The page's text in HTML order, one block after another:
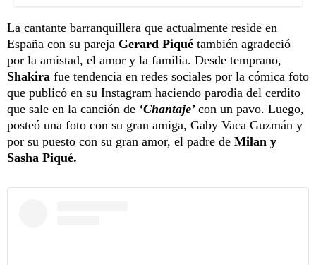
La cantante barranquillera que actualmente reside en
España con su pareja Gerard Piqué también agradeció
por la amistad, el amor y la familia. Desde temprano,
Shakira fue tendencia en redes sociales por la cómica foto
que publicó en su Instagram haciendo parodia del cerdito
que sale en la canción de ‘Chantaje’ con un pavo. Luego,
posteó una foto con su gran amiga, Gaby Vaca Guzmán y
por su puesto con su gran amor, el padre de Milan y
Sasha Piqué.